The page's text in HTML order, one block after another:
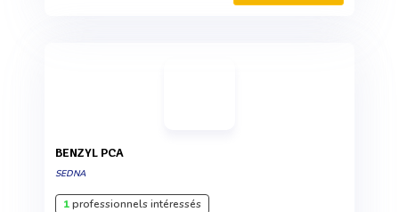
BENZYL PCA
SEDNA
1professionnels intéressés